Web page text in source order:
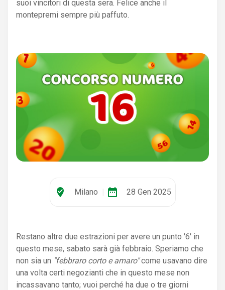
suoi vincitori di questa sera. Felice anche il
montepremi sempre più paffuto.
where_to_vote Milano date_range 28 Gen 2025
Restano altre due estrazioni per avere un punto '6' in
questo mese, sabato sarà già febbraio. Speriamo che
non sia un "febbraro corto e amaro"come usavano dire
una volta certi negozianti che in questo mese non
incassavano tanto; vuoi perché ha due o tre giorni